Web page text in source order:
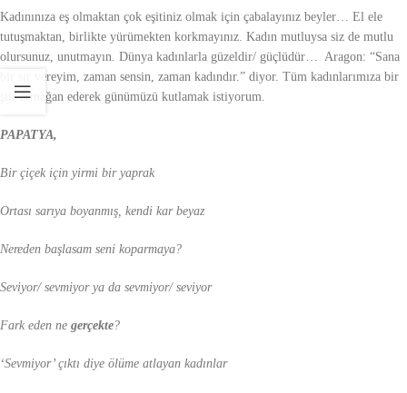
Kadınınıza eş olmaktan çok eşitiniz olmak için çabalayınız beyler… El ele
tutuşmaktan, birlikte yürümekten korkmayınız. Kadın mutluysa siz de mutlu
olursunuz, unutmayın. Dünya kadınlarla güzeldir/ güçlüdür… Aragon: “Sana
bir sır vereyim, zaman sensin, zaman kadındır.” diyor. Tüm kadınlarımıza bir
şiir armağan ederek günümüzü kutlamak istiyorum.
PAPATYA,
Bir çiçek için yirmi bir yaprak
Ortası sarıya boyanmış, kendi kar beyaz
Nereden başlasam seni koparmaya?
Seviyor/ sevmiyor ya da sevmiyor/ seviyor
Fark eden ne gerçekte?
‘Sevmiyor’ çıktı diye ölüme atlayan kadınlar